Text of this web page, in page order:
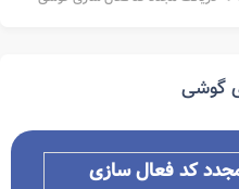
گوشی
کد فعال سازی